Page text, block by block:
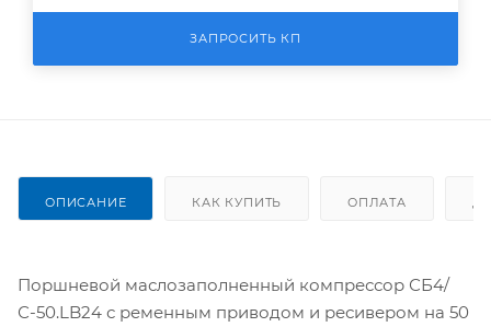
ЗАПРОСИТЬ КП
ОПИСАНИЕ КАК КУПИТЬ ОПЛАТА
Поршневой маслозаполненный компрессор СБ4/
С-50.LB24 с ременным приводом и ресивером на 50